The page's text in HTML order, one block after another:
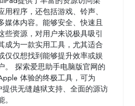
程序，还包括游戏、铃声、
媒体内容。能够安全、快速且
些资源，对用户来说极具吸引
成为一款实用工具，尤其适合
仅仅想找到能够提升效率或娱
。 探索爱思助手电脑版官网的
体验的终极工具，可为
提供无缝越狱支持、全面的源访